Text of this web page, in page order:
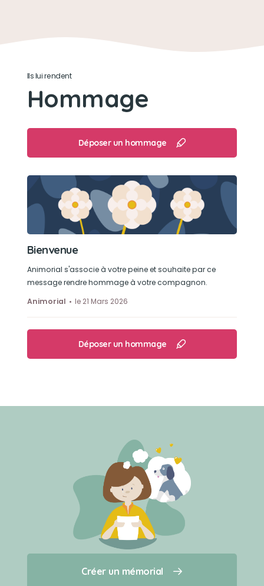
Créer un mémorial
Qui sommes-nous ?
Dormir sous la couette et joue avec tous ce
qu'elle trouve
Ils lui rendent
Hommage
Déposer un hommage
Bienvenue
Animorial s'associe à votre peine et souhaite par ce
message rendre hommage à votre compagnon.
Animorial
le 21 Mars 2026
Déposer un hommage
Créer un mémorial